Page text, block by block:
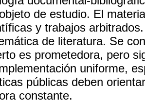
de estudio. El
y trabajos
de literatura. Se
es prometedora, pero
uniforme,
públicas deben
constante.